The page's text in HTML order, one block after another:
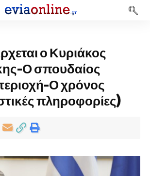
ο Κυριάκος
Ο σπουδαίος
Ο χρόνος
πληροφορίες)